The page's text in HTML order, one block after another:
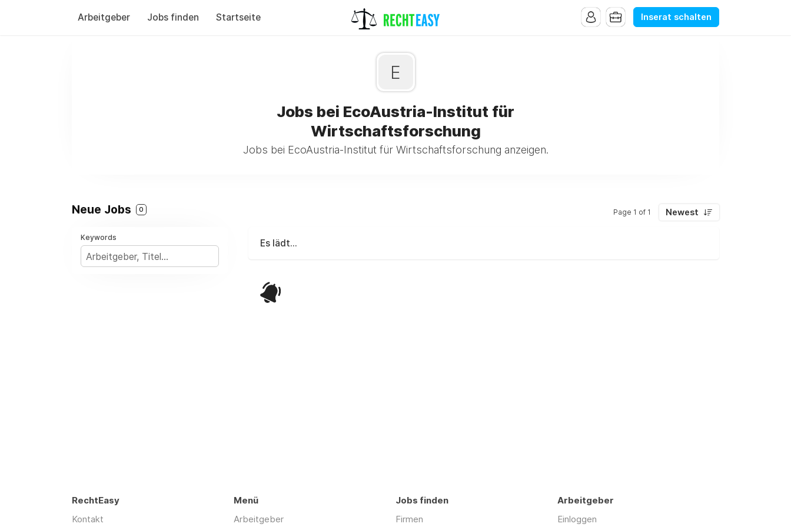
Arbeitgeber Jobs finden Startseite Inserat schalten
E
Jobs bei EcoAustria-Institut für
Wirtschaftsforschung
Jobs bei EcoAustria-Institut für Wirtschaftsforschung anzeigen.
Neue Jobs 0 Page 1 of 1 Newest
Keywords
Es lädt...
RechtEasy
Kontakt
Menü
Arbeitgeber
Jobs finden
Firmen
Arbeitgeber
Einloggen